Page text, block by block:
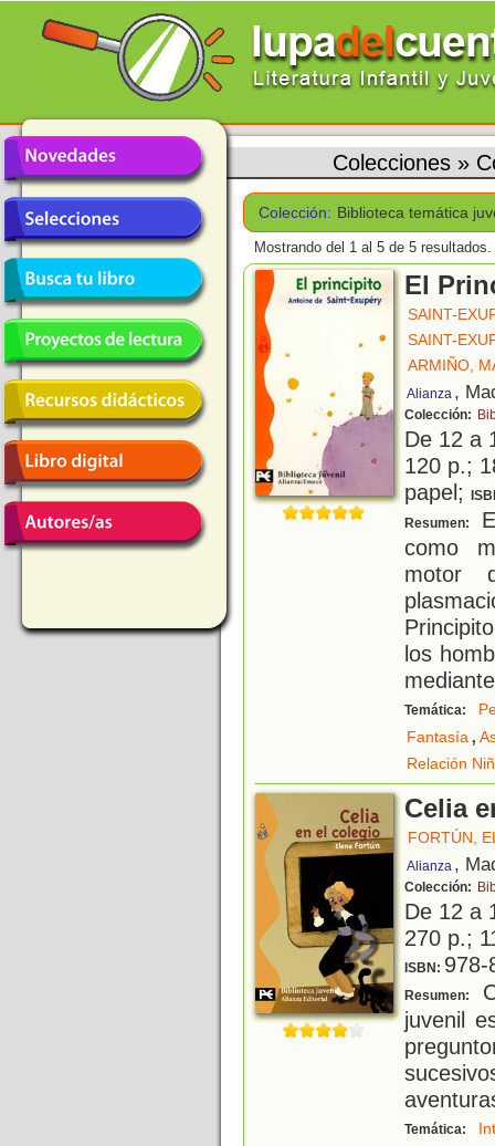
Colecciones »
Colección: Biblioteca temática
Mostrando del 1 al 5 de 5 resultados.
El
SAINT-
SAINT-
ARMIÑO,
Alianza ,
Colección:
De 12 a
120 p.;
papel;
Resumen:
como
motor
los
Temática:
Fantasía,
Relación
Celia
FORTÚN,
Alianza ,
Colección:
De 12 a
270 p.;
ISBN: 978-
Resumen:
juvenil
Temática: